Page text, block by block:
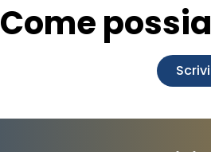
Come